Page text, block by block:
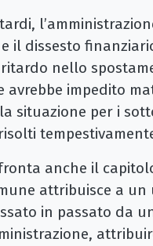
il dissesto
nello
avrebbe impedito
situazione per i
anche il
attribuisce a
in passato da